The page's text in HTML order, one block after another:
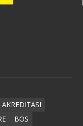
AKREDITASI
BOS